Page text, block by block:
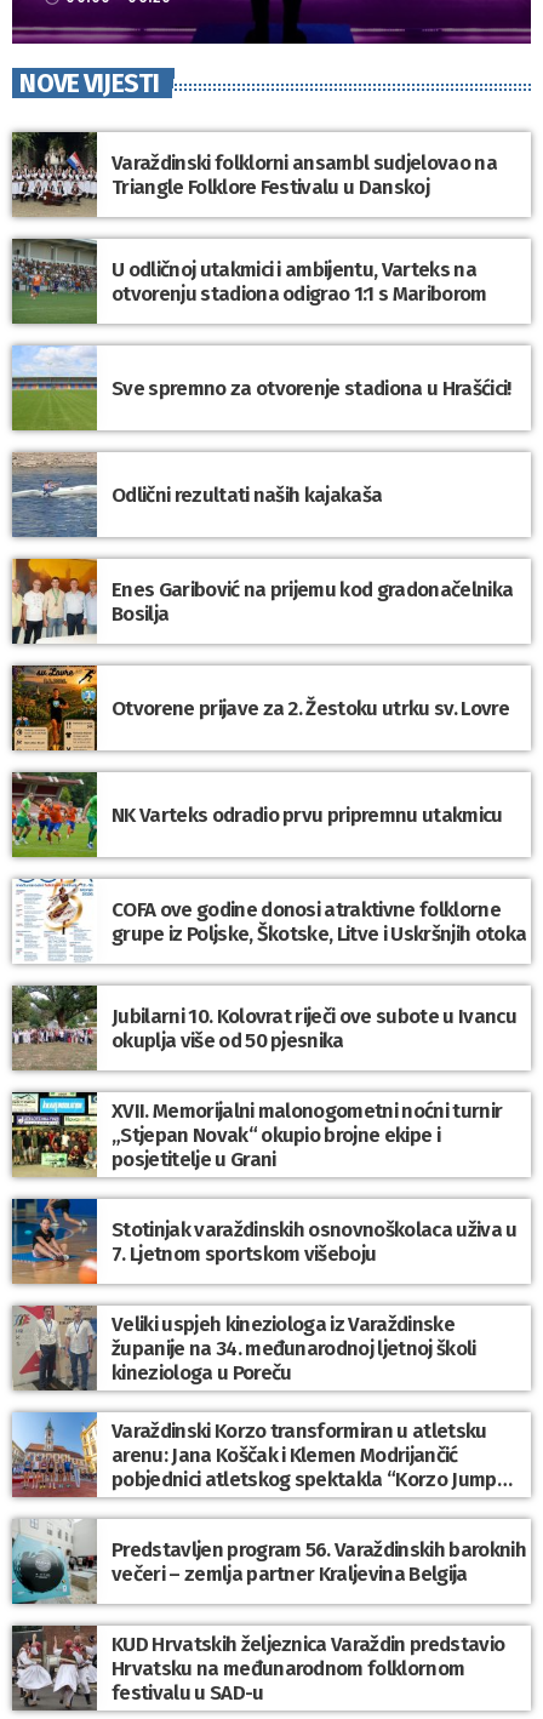
NOVE VIJESTI
Varaždinski folklorni ansambl sudjelovao na
Triangle Folklore Festivalu u Danskoj
U odličnoj utakmici i ambijentu, Varteks na
otvorenju stadiona odigrao 1:1 s Mariborom
Sve spremno za otvorenje stadiona u Hrašćici!
Odlični rezultati naših kajakaša
Enes Garibović na prijemu kod gradonačelnika
Bosilja
Otvorene prijave za 2. Žestoku utrku sv. Lovre
NK Varteks odradio prvu pripremnu utakmicu
COFA ove godine donosi atraktivne folklorne
grupe iz Poljske, Škotske, Litve i Uskršnjih otoka
Jubilarni 10. Kolovrat riječi ove subote u Ivancu
okuplja više od 50 pjesnika
XVII. Memorijalni malonogometni noćni turnir
„Stjepan Novak“ okupio brojne ekipe i
posjetitelje u Grani
Stotinjak varaždinskih osnovnoškolaca uživa u
7. Ljetnom sportskom višeboju
Veliki uspjeh kineziologa iz Varaždinske
županije na 34. međunarodnoj ljetnoj školi
kineziologa u Poreču
Varaždinski Korzo transformiran u atletsku
arenu: Jana Koščak i Klemen Modrijančić
pobjednici atletskog spektakla “Korzo Jump
2026”
Predstavljen program 56. Varaždinskih baroknih
večeri – zemlja partner Kraljevina Belgija
KUD Hrvatskih željeznica Varaždin predstavio
Hrvatsku na međunarodnom folklornom
festivalu u SAD-u